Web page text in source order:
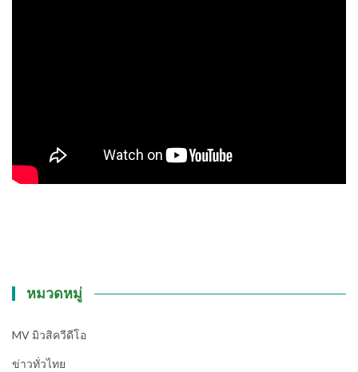
หมวดหมู่
MV มิวสิควีดีโอ
ข่าวทั่วไทย